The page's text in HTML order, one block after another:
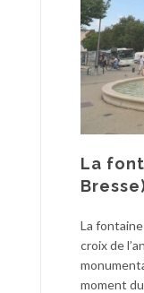
La
La
croix de
moment